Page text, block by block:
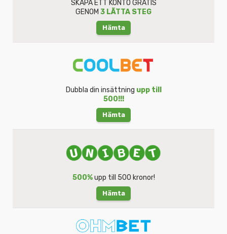
SKAPA ETT KONTO GRATIS
GENOM 3 LÄTTA STEG
Hämta
Dubbla din insättning upp till
500!!!
Hämta
500%upp till 500 kronor!
Hämta